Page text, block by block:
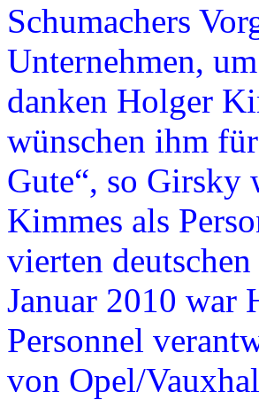
Schumachers
Unternehmen,
danken Holger
wünschen ihm
Gute“, so Girsky
Kimmes als
vierten
Januar 2010 war
Personnel
von Opel/